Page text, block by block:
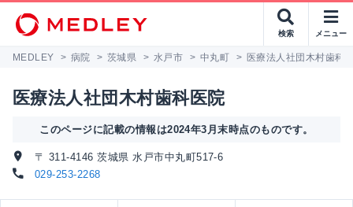
検索 メニュー
MEDLEY > 病院 > 茨城県 > 水戸市 > 中丸町 > 医療法人社団木村歯科
医療法人社団木村歯科医院
このページに記載の情報は2024年3月末時点のものです。
〒 311-4146 茨城県 水戸市中丸町517-6
029-253-2268